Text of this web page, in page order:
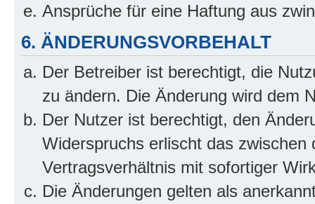
Ansprüche für eine Haftung aus
6. ÄNDERUNGSVORBEHALT
Der Betreiber ist berechtigt, die
zu ändern. Die Änderung wird dem
Der Nutzer ist berechtigt, den
Widerspruchs erlischt das
Vertragsverhältnis mit sofortiger
Die Änderungen gelten als